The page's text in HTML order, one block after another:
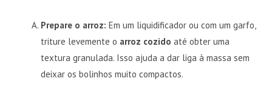
Prepare o arroz: Em um liquidificador ou com um garfo,
triture levemente o arroz cozido até obter uma
textura granulada. Isso ajuda a dar liga à massa sem
deixar os bolinhos muito compactos.